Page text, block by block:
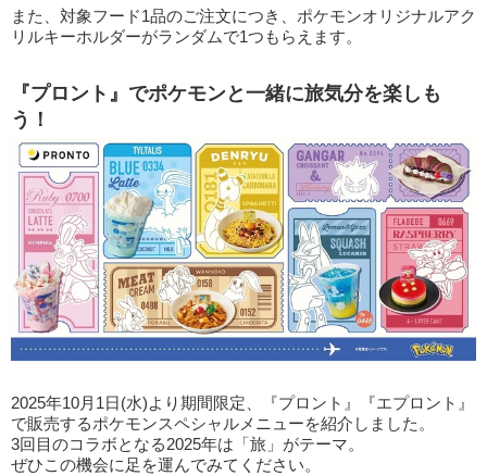
また、対象フード1品のご注文につき、ポケモンオリジナルアク
リルキーホルダーがランダムで1つもらえます。
『プロント』でポケモンと一緒に旅気分を楽しも
う！
2025年10月1日(水)より期間限定、『プロント』『エプロント』
で販売するポケモンスペシャルメニューを紹介しました。
3回目のコラボとなる2025年は「旅」がテーマ。
ぜひこの機会に足を運んでみてください。